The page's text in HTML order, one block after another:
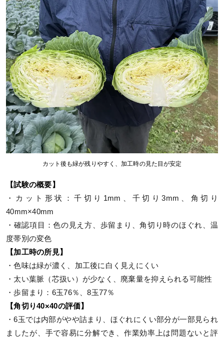
カット後も緑が残りやすく、加工時の見た目が安定
【試験の概要】
・カット形状：千切り1mm、千切り3mm、角切り
40mm×40mm
・確認項目：色の見え方、歩留まり、角切り時のほぐれ、温
度帯別の変色
【加工時の所見】
・色味は緑が濃く、加工後に白く見えにくい
・太い葉脈（芯扱い）が少なく、廃棄量を抑えられる可能性
・歩留まり：6玉76％、8玉77％
【角切り40×40の評価】
・6玉では内部がやや詰まり、ほぐれにくい部分が一部見られ
ましたが、手で容易に分解でき、作業効率上は問題ないと評